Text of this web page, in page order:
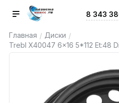
8 343
Главная / Диски /
Trebl X40047 6x16 5*112 Et:48